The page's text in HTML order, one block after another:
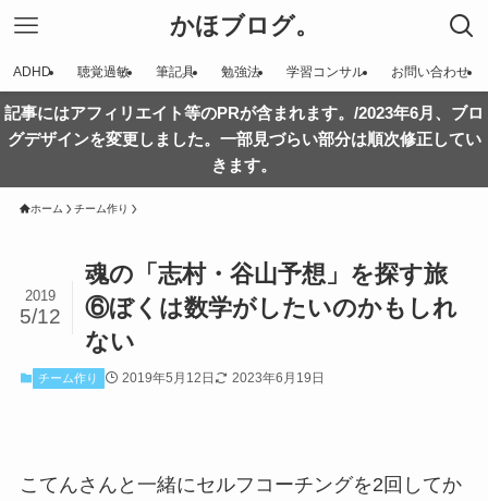
かほブログ。
ADHD 聴覚過敏 筆記具 勉強法 学習コンサル お問い合わせ
記事にはアフィリエイト等のPRが含まれます。/2023年6月、ブロ
グデザインを変更しました。一部見づらい部分は順次修正してい
きます。
ホーム チーム作り
魂の「志村・谷山予想」を探す旅
⑥ぼくは数学がしたいのかもしれ
ない
2019
5/12
チーム作り 2019年5月12日 2023年6月19日
こてんさんと一緒にセルフコーチングを2回してか